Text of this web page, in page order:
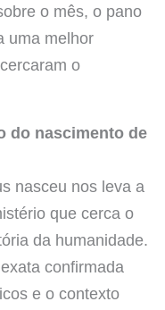
o mês, o pano
uma melhor
o
do nascimento de
nasceu nos leva a
que cerca o
da humanidade.
confirmada
e o contexto